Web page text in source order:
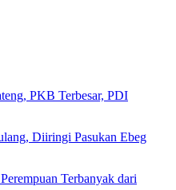
PKB Terbesar, PDI
Diiringi Pasukan Ebeg
Terbanyak dari